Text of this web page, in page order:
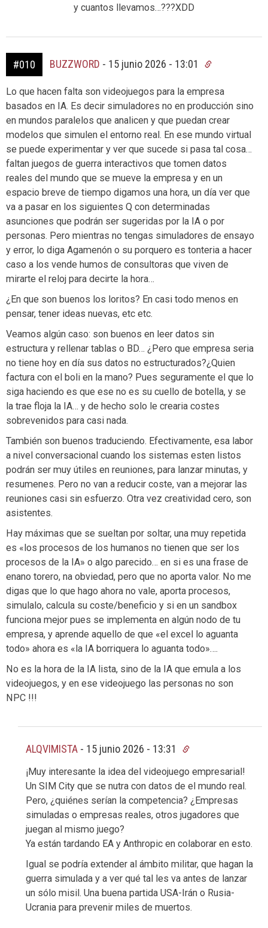
y cuantos llevamos…???XDD
#010 BUZZWORD - 15 junio 2026 - 13:01
Lo que hacen falta son videojuegos para la empresa
basados en IA. Es decir simuladores no en producción sino
en mundos paralelos que analicen y que puedan crear
modelos que simulen el entorno real. En ese mundo virtual
se puede experimentar y ver que sucede si pasa tal cosa…
faltan juegos de guerra interactivos que tomen datos
reales del mundo que se mueve la empresa y en un
espacio breve de tiempo digamos una hora, un día ver que
va a pasar en los siguientes Q con determinadas
asunciones que podrán ser sugeridas por la IA o por
personas. Pero mientras no tengas simuladores de ensayo
y error, lo diga Agamenón o su porquero es tonteria a hacer
caso a los vende humos de consultoras que viven de
mirarte el reloj para decirte la hora…
¿En que son buenos los loritos? En casi todo menos en
pensar, tener ideas nuevas, etc etc.
Veamos algún caso: son buenos en leer datos sin
estructura y rellenar tablas o BD… ¿Pero que empresa seria
no tiene hoy en día sus datos no estructurados?¿Quien
factura con el boli en la mano? Pues seguramente el que lo
siga haciendo es que ese no es su cuello de botella, y se
la trae floja la IA… y de hecho solo le crearia costes
sobrevenidos para casi nada.
También son buenos traduciendo. Efectivamente, esa labor
a nivel conversacional cuando los sistemas esten listos
podrán ser muy útiles en reuniones, para lanzar minutas, y
resumenes. Pero no van a reducir coste, van a mejorar las
reuniones casi sin esfuerzo. Otra vez creatividad cero, son
asistentes.
Hay máximas que se sueltan por soltar, una muy repetida
es «los procesos de los humanos no tienen que ser los
procesos de la IA» o algo parecido… en si es una frase de
enano torero, na obviedad, pero que no aporta valor. No me
digas que lo que hago ahora no vale, aporta procesos,
simulalo, calcula su coste/beneficio y si en un sandbox
funciona mejor pues se implementa en algún nodo de tu
empresa, y aprende aquello de que «el excel lo aguanta
todo» ahora es «la IA borriquera lo aguanta todo»….
No es la hora de la IA lista, sino de la IA que emula a los
videojuegos, y en ese videojuego las personas no son
NPC !!!
ALQVIMISTA - 15 junio 2026 - 13:31
¡Muy interesante la idea del videojuego empresarial!
Un SIM City que se nutra con datos de el mundo real.
Pero, ¿quiénes serían la competencia? ¿Empresas
simuladas o empresas reales, otros jugadores que
juegan al mismo juego?
Ya están tardando EA y Anthropic en colaborar en esto.
Igual se podría extender al ámbito militar, que hagan la
guerra simulada y a ver qué tal les va antes de lanzar
un sólo misil. Una buena partida USA-Irán o Rusia-
Ucrania para prevenir miles de muertos.